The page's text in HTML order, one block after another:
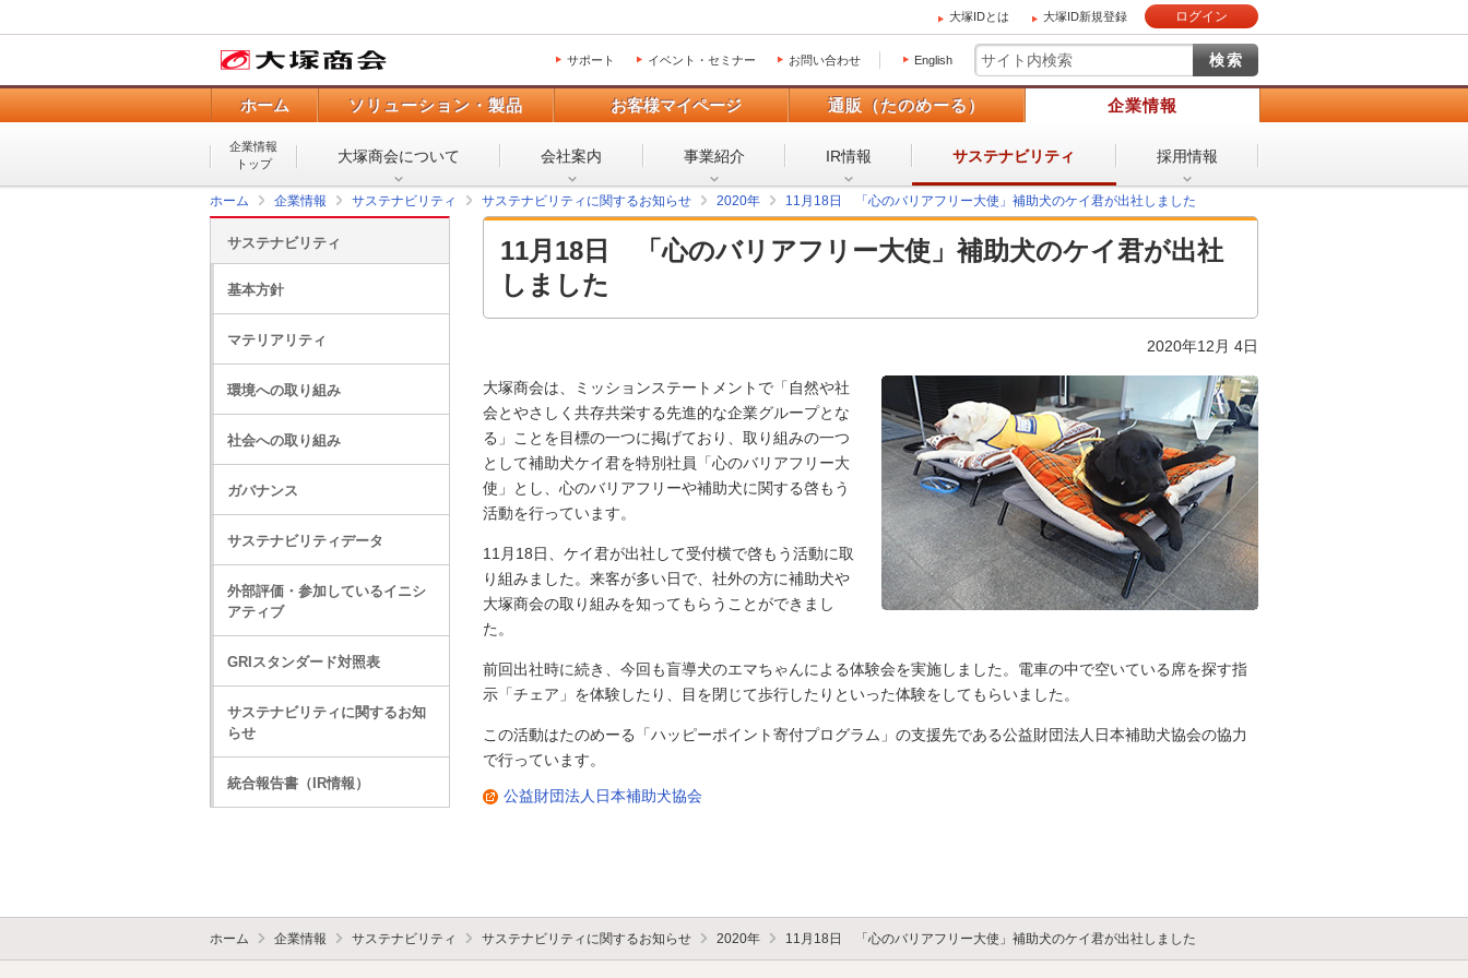
大塚IDとは 大塚ID新規登録 ログイン
サポート イベント・セミナー お問い合わせ English
ホーム ソリューション・製品 お客様マイページ 通販（たのめーる） 企業情報
企業情報
トップ
大塚商会について 会社案内 事業紹介 IR情報 サステナビリティ 採用情報
ホーム 企業情報 サステナビリティ サステナビリティに関するお知らせ 2020年 11月18日 「心のバリアフリー大使」補助犬のケイ君が出社しました
11月18日 「心のバリアフリー大使」補助犬のケイ君が出社
しました
2020年12月 4日
大塚商会は、ミッションステートメントで「自然や社
会とやさしく共存共栄する先進的な企業グループとな
る」ことを目標の一つに掲げており、取り組みの一つ
として補助犬ケイ君を特別社員「心のバリアフリー大
使」とし、心のバリアフリーや補助犬に関する啓もう
活動を行っています。
11月18日、ケイ君が出社して受付横で啓もう活動に取
り組みました。来客が多い日で、社外の方に補助犬や
大塚商会の取り組みを知ってもらうことができまし
た。
前回出社時に続き、今回も盲導犬のエマちゃんによる体験会を実施しました。電車の中で空いている席を探す指
示「チェア」を体験したり、目を閉じて歩行したりといった体験をしてもらいました。
この活動はたのめーる「ハッピーポイント寄付プログラム」の支援先である公益財団法人日本補助犬協会の協力
で行っています。
公益財団法人日本補助犬協会
サステナビリティ
基本方針
マテリアリティ
環境への取り組み
社会への取り組み
ガバナンス
サステナビリティデータ
外部評価・参加しているイニシ
アティブ
GRIスタンダード対照表
サステナビリティに関するお知
らせ
統合報告書（IR情報）
ホーム 企業情報 サステナビリティ サステナビリティに関するお知らせ 2020年 11月18日 「心のバリアフリー大使」補助犬のケイ君が出社しました